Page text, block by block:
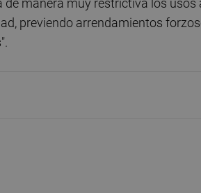
de manera muy restrictiva los usos
previendo arrendamientos